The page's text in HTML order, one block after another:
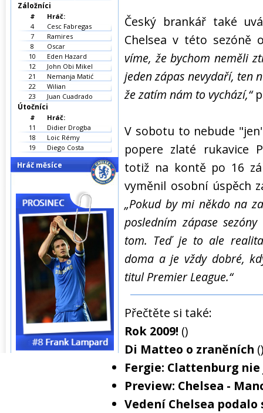
Český brankář také
Chelsea v této sezóně
víme, že bychom neměli
jeden zápas nevydaří, ten
že zatím nám to vychází,“
V sobotu to nebude
popere zlaté rukavice
totiž na kontě po 16
vyměnil osobní úspěch
„Pokud by mi někdo na
posledním zápase
tom. Teď je to ale
doma a je vždy dobré,
titul Premier League.“
Přečtěte si také:
Rok 2009! ()
Di Matteo o zraněních ()
Fergie: Clattenburg
Preview: Chelsea -
Vedení Chelsea
Záložníci
#
Hráč:
4
Cesc Fabregas
7
Ramires
8
Oscar
10
Eden Hazard
12
John Obi Mikel
21
Nemanja Matić
22
Wilian
23
Juan Cuadrado
Útočníci
#
Hráč:
11
Didier Drogba
18
Loic Rémy
19
Diego Costa
Hráč měsíce